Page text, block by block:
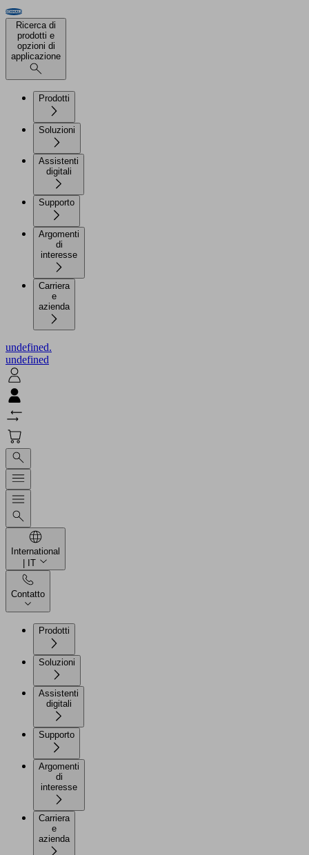
Ricerca di
prodotti e
opzioni di
applicazione
Prodotti
Soluzioni
Assistenti
Supporto
Argomenti
di
Carriera
e
azienda
undefined.
undefined
International
| IT
Contatto
Prodotti
Soluzioni
Assistenti
Supporto
Argomenti
di
Carriera
e
azienda